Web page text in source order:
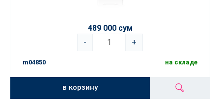
489 000 сум
-
+
m04850 на складе
в корзину